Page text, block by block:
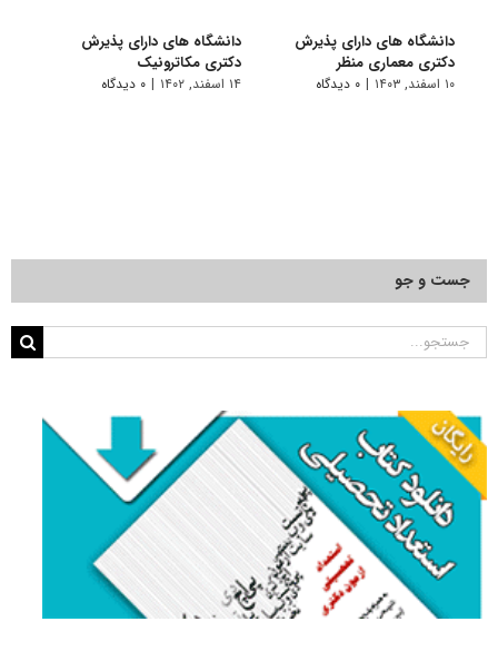
دانشگاه های دارای پذیرش
دکتری ﻣﻌﻤﺎری منظر
۱۰ اسفند, ۱۴۰۳ | ۰ دیدگاه
دانشگاه های دارای پذیرش
دکتری مکاترونیک
۱۴ اسفند, ۱۴۰۲ | ۰ دیدگاه
جست و جو
جستجو